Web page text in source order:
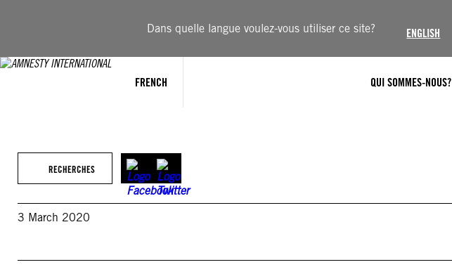
Dans quelle langue voulez-vous utiliser ce site? ENGLISH
FRENCH QUI SOMMES-NOUS?
RECHERCHES
3 March 2020